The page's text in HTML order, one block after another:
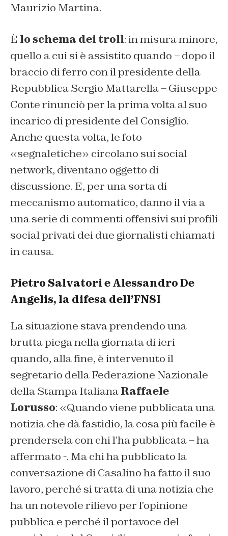
Maurizio Martina.
È lo schema dei troll: in misura minore,
quello a cui si è assistito quando – dopo il
braccio di ferro con il presidente della
Repubblica Sergio Mattarella – Giuseppe
Conte rinunciò per la prima volta al suo
incarico di presidente del Consiglio.
Anche questa volta, le foto
«segnaletiche» circolano sui social
network, diventano oggetto di
discussione. E, per una sorta di
meccanismo automatico, danno il via a
una serie di commenti offensivi sui profili
social privati dei due giornalisti chiamati
in causa.
Pietro Salvatori e Alessandro De
Angelis, la difesa dell’FNSI
La situazione stava prendendo una
brutta piega nella giornata di ieri
quando, alla fine, è intervenuto il
segretario della Federazione Nazionale
della Stampa ItalianaRaffaele
Lorusso: «Quando viene pubblicata una
notizia che dà fastidio, la cosa più facile è
prendersela con chi l’ha pubblicata – ha
affermato -. Ma chi ha pubblicato la
conversazione di Casalino ha fatto il suo
lavoro, perché si tratta di una notizia che
ha un notevole rilievo per l’opinione
pubblica e perché il portavoce del